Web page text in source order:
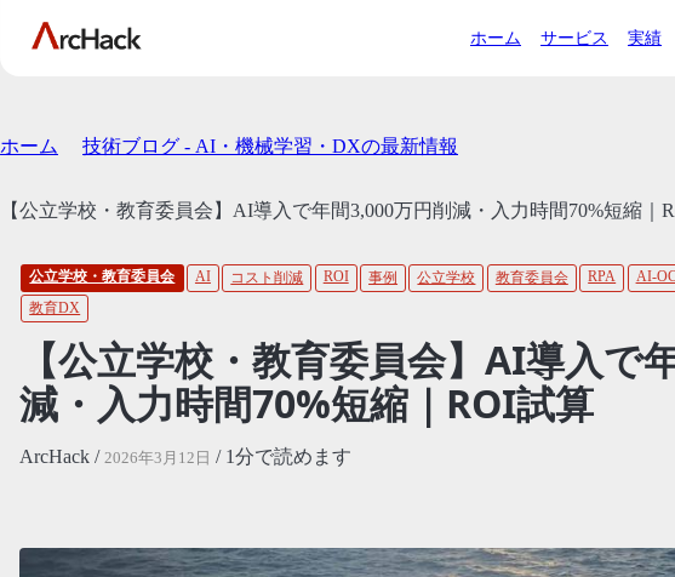
ホーム サービス 実績
ホーム 技術ブログ - AI・機械学習・DXの最新情報
【公立学校・教育委員会】AI導入で年間3,000万円削減・入力時間70%短縮｜
公立学校・教育委員会 AI コスト削減 ROI 事例 公立学校 教育委員会 RPA AI-
教育DX
【公立学校・教育委員会】AI導入で
減・入力時間70%短縮｜ROI試算
ArcHack / 2026年3月12日 / 1分で読めます